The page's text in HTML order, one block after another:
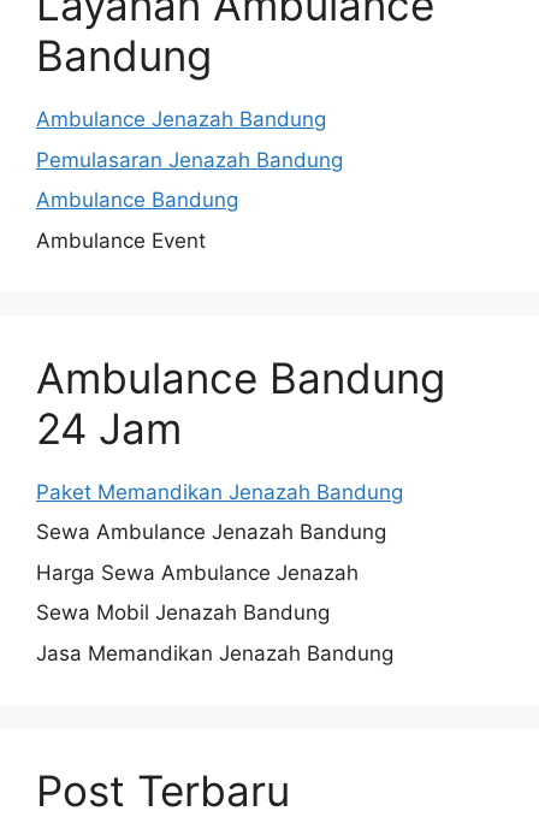
Bandung
Ambulance Jenazah Bandung
Pemulasaran Jenazah Bandung
Ambulance Bandung
Ambulance Event
Ambulance Bandung
24 Jam
Paket Memandikan Jenazah Bandung
Sewa Ambulance Jenazah Bandung
Harga Sewa Ambulance Jenazah
Sewa Mobil Jenazah Bandung
Jasa Memandikan Jenazah Bandung
Post Terbaru